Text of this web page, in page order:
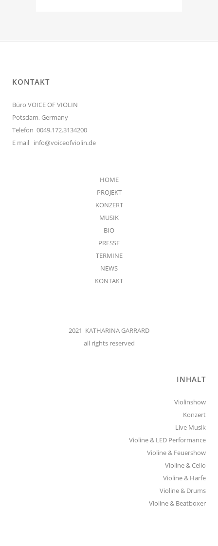
KONTAKT
Büro VOICE OF VIOLIN
Potsdam, Germany
Telefon 0049.172.3134200
E mail info@voiceofviolin.de
HOME
PROJEKT
KONZERT
MUSIK
BIO
PRESSE
TERMINE
NEWS
KONTAKT
2021 KATHARINA GARRARD
all rights reserved
INHALT
Violinshow
Konzert
Live Musik
Violine & LED Performance
Violine & Feuershow
Violine & Cello
Violine & Harfe
Violine & Drums
Violine & Beatboxer